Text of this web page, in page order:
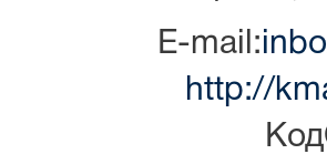
E-mail:
http://